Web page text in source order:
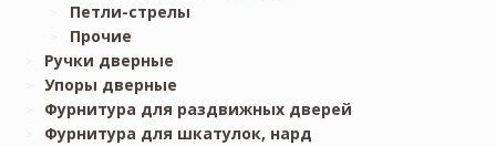
Петли-стрелы
Прочие
Ручки дверные
Упоры дверные
Фурнитура для раздвижных дверей
Фурнитура для шкатулок, нард